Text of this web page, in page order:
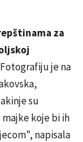
za
Fotografiju je na
su
koje bi ih
napisala